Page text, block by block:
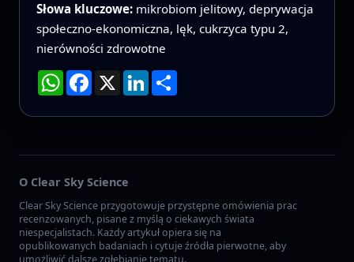
Słowa kluczowe: mikrobiom jelitowy, deprywacja
społeczno-ekonomiczna, lęk, cukrzyca typu 2,
nierówności zdrowotne
WhatsApp
Facebook
X LinkedInPodziel
się
O Clear Sky Science
Clear Sky Science przygotowuje przystępne omówienia prac
recenzowanych, pisane z myślą o ciekawych świata
niespecjalistach. Każdy artykuł opiera się na
opublikowanych badaniach i cytuje źródła pierwotne, aby